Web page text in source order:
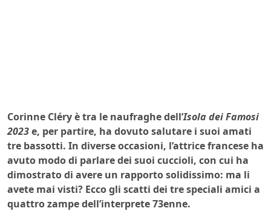
Corinne Cléry è tra le naufraghe dell’Isola dei Famosi
2023e, per partire, ha dovuto salutare i suoi amati
tre bassotti. In diverse occasioni, l’attrice francese ha
avuto modo di parlare dei suoi cuccioli, con cui ha
dimostrato di avere un rapporto solidissimo: ma li
avete mai visti? Ecco gli scatti dei tre speciali amici a
quattro zampe dell’interprete 73enne.